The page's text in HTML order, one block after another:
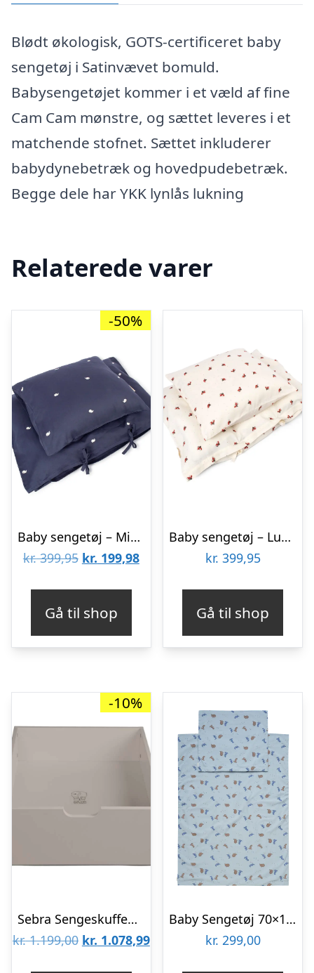
Blødt økologisk, GOTS-certificeret baby
sengetøj i Satinvævet bomuld.
Babysengetøjet kommer i et væld af fine
Cam Cam mønstre, og sættet leveres i et
matchende stofnet. Sættet inkluderer
babydynebetræk og hovedpudebetræk.
Begge dele har YKK lynlås lukning
Relaterede varer
-50%
Baby sengetøj – Midnight og broderet Christian hval
kr.399,95 Den
kr. 399,95.
kr. 199,98Den
kr. 199,98.
Gå til shop
Baby sengetøj – Lucky
kr. 399,95
Gå til shop
-10%
Sebra Sengeskuffen – Baby & Jr. – Jetty Beige
kr.1.199,00 Den
kr. 1.078,99Den
Baby Sengetøj 70×100, Dino Blue Fog
kr. 299,00